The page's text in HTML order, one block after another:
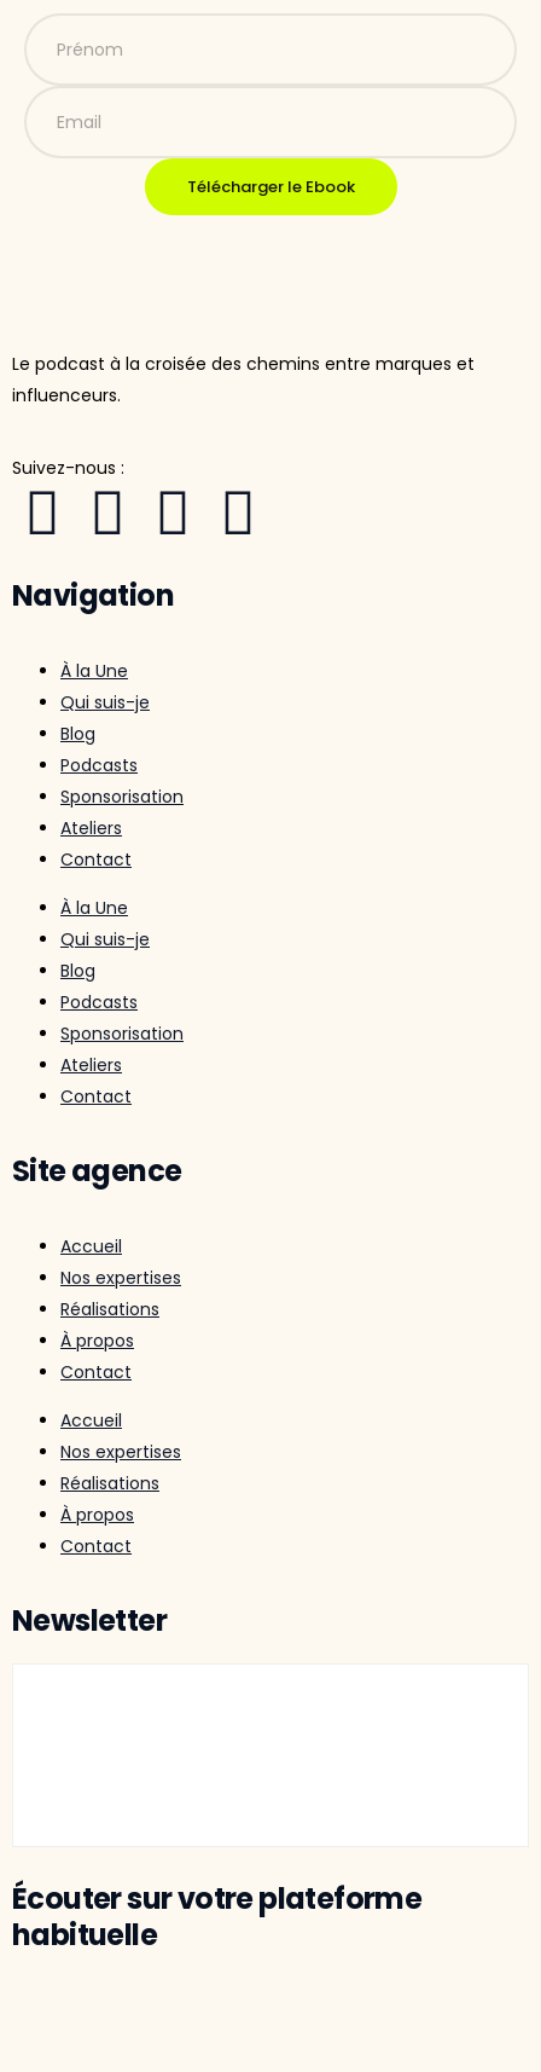
Télécharger le Ebook
Le podcast à la croisée des chemins entre marques et
influenceurs.
Suivez-nous :
Navigation
À la Une
Qui suis-je
Blog
Podcasts
Sponsorisation
Ateliers
Contact
À la Une
Qui suis-je
Blog
Podcasts
Sponsorisation
Ateliers
Contact
Site agence
Accueil
Nos expertises
Réalisations
À propos
Contact
Accueil
Nos expertises
Réalisations
À propos
Contact
Newsletter
Écouter sur votre plateforme
habituelle